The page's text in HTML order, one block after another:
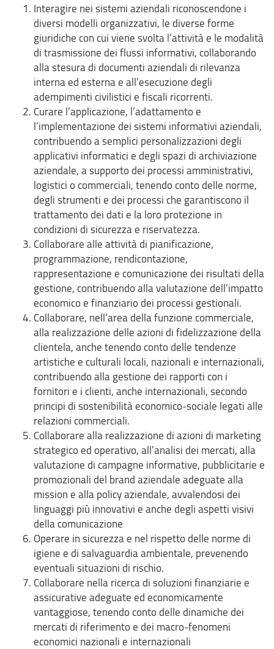
Interagire nei sistemi aziendali riconoscendone i
diversi modelli organizzativi, le diverse forme
giuridiche con cui viene svolta l’attività e le modalità
di trasmissione dei flussi informativi, collaborando
alla stesura di documenti aziendali di rilevanza
interna ed esterna e all’esecuzione degli
adempimenti civilistici e fiscali ricorrenti.
Curare l’applicazione, l’adattamento e
l’implementazione dei sistemi informativi aziendali,
contribuendo a semplici personalizzazioni degli
applicativi informatici e degli spazi di archiviazione
aziendale, a supporto dei processi amministrativi,
logistici o commerciali, tenendo conto delle norme,
degli strumenti e dei processi che garantiscono il
trattamento dei dati e la loro protezione in
condizioni di sicurezza e riservatezza.
Collaborare alle attività di pianificazione,
programmazione, rendicontazione,
rappresentazione e comunicazione dei risultati della
gestione, contribuendo alla valutazione dell’impatto
economico e finanziario dei processi gestionali.
Collaborare, nell’area della funzione commerciale,
alla realizzazione delle azioni di fidelizzazione della
clientela, anche tenendo conto delle tendenze
artistiche e culturali locali, nazionali e internazionali,
contribuendo alla gestione dei rapporti con i
fornitori e i clienti, anche internazionali, secondo
principi di sostenibilità economico-sociale legati alle
relazioni commerciali.
Collaborare alla realizzazione di azioni di marketing
strategico ed operativo, all’analisi dei mercati, alla
valutazione di campagne informative, pubblicitarie e
promozionali del brand aziendale adeguate alla
mission e alla policy aziendale, avvalendosi dei
linguaggi più innovativi e anche degli aspetti visivi
della comunicazione
Operare in sicurezza e nel rispetto delle norme di
igiene e di salvaguardia ambientale, prevenendo
eventuali situazioni di rischio.
Collaborare nella ricerca di soluzioni finanziarie e
assicurative adeguate ed economicamente
vantaggiose, tenendo conto delle dinamiche dei
mercati di riferimento e dei macro-fenomeni
economici nazionali e internazionali